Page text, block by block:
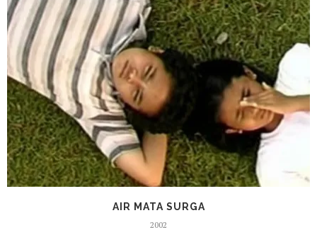
AIR MATA SURGA
2002